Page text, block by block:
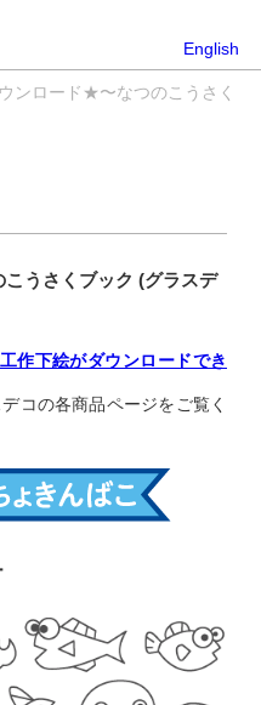
English
ンロード★〜なつのこうさく
うさくブック (グラスデ
作下絵がダウンロードでき
コの各商品ページをご覧く